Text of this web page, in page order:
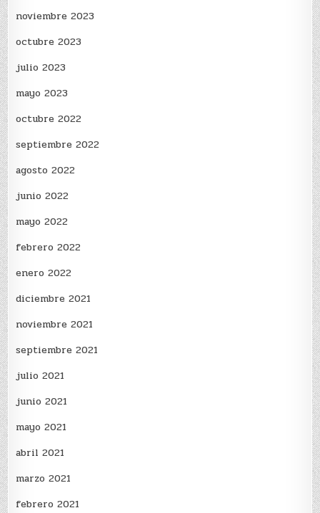
noviembre 2023
octubre 2023
julio 2023
mayo 2023
octubre 2022
septiembre 2022
agosto 2022
junio 2022
mayo 2022
febrero 2022
enero 2022
diciembre 2021
noviembre 2021
septiembre 2021
julio 2021
junio 2021
mayo 2021
abril 2021
marzo 2021
febrero 2021